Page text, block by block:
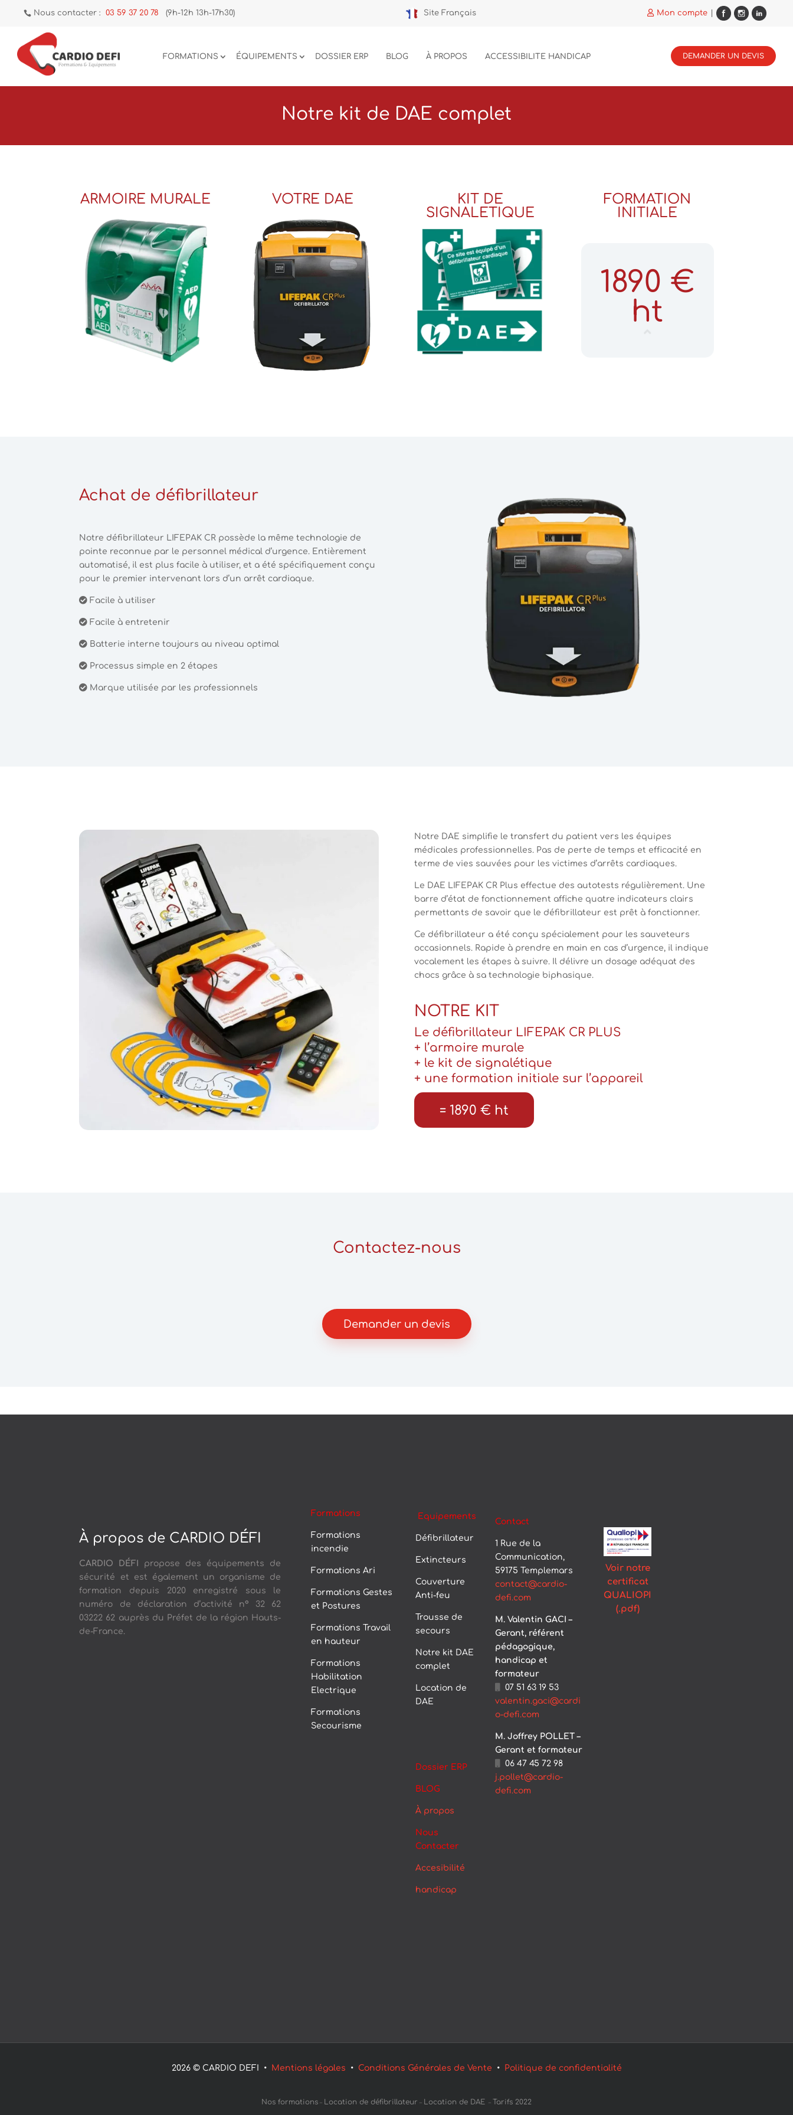
 Nous contacter : 03 59 37 20 78 (9h-12h 13h-17h30) Site Français Mon compte
FORMATIONS ÉQUIPEMENTS DOSSIER ERP BLOG À PROPOS ACCESSIBILITE HANDICAP DEMANDER UN DEVIS
Notre kit de DAE complet
ARMOIRE MURALE VOTRE DAE
KIT DE
SIGNALETIQUE
FORMATION
INITIALE
1890 €
ht
Achat de défibrillateur
Notre défibrillateur LIFEPAK CR possède la même technologie de
pointe reconnue par le personnel médical d’urgence. Entièrement
automatisé, il est plus facile à utiliser, et a été spécifiquement conçu
pour le premier intervenant lors d’un arrêt cardiaque.
Facile à utiliser
Facile à entretenir
Batterie interne toujours au niveau optimal
Processus simple en 2 étapes
Marque utilisée par les professionnels
Notre DAE simplifie le transfert du patient vers les équipes
médicales professionnelles. Pas de perte de temps et efficacité en
terme de vies sauvées pour les victimes d’arrêts cardiaques.
Le DAE LIFEPAK CR Plus effectue des autotests régulièrement. Une
barre d’état de fonctionnement affiche quatre indicateurs clairs
permettants de savoir que le défibrillateur est prêt à fonctionner.
Ce défibrillateur a été conçu spécialement pour les sauveteurs
occasionnels. Rapide à prendre en main en cas d’urgence, il indique
vocalement les étapes à suivre. Il délivre un dosage adéquat des
chocs grâce à sa technologie biphasique.
NOTRE KIT
Le défibrillateur LIFEPAK CR PLUS
+ l’armoire murale
+ le kit de signalétique
+ une formation initiale sur l’appareil
= 1890 € ht
Contactez-nous
Demander un devis
À propos de CARDIO DÉFI
CARDIO DÉFI
propose des équipements de
sécurité et est également un organisme de
formation depuis 2020 enregistré sous le
numéro de déclaration d’activité n° 32 62
03222 62 auprès du Préfet de la région Hauts-
de-France.
Formations
Formations
incendie
Formations Ari
Formations Gestes
et Postures
Formations Travail
en hauteur
Formations
Habilitation
Electrique
Formations
Secourisme
Equipements
Défibrillateur
Extincteurs
Couverture
Anti-feu
Trousse de
secours
Notre kit DAE
complet
Location de
DAE
Dossier ERP
BLOG
Àpropos
Nous
Contacter
Accesibilité
handicap
Contact
1 Rue de la
Communication,
59175 Templemars
contact@cardio-
defi.com
M. Valentin GACI –
Gerant, référent
pédagogique,
handicap et
formateur
07 51 63 19 53
valentin.gaci@cardi
o-defi.com
M. Joffrey POLLET –
Gerant et formateur
06 47 45 72 98
j.pollet@cardio-
defi.com
Voir notre
certificat
QUALIOPI
(.pdf)
2026 © CARDIO DEFI • Mentions légales • Conditions Générales de Vente • Politique de confidentialité
Nos formations – Location de défibrillateur – Location de DAE – Tarifs 2022